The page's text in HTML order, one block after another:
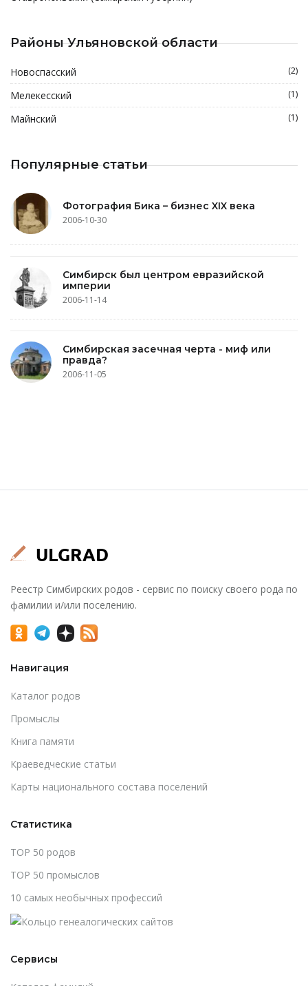
Районы Ульяновской области
Новоспасский (2)
Мелекесский (1)
Майнский (1)
Популярные статьи
Фотография Бика – бизнес XIX века
2006-10-30
Симбирск был центром евразийской
империи
2006-11-14
Симбирская засечная черта - миф или
правда?
2006-11-05
Реестр Симбирских родов - сервис по поиску своего рода по
фамилии и/или поселению.
Навигация
Каталог родов
Промыслы
Книга памяти
Краеведческие статьи
Карты национального состава поселений
Статистика
TOP 50 родов
TOP 50 промыслов
10 самых необычных профессий
Сервисы